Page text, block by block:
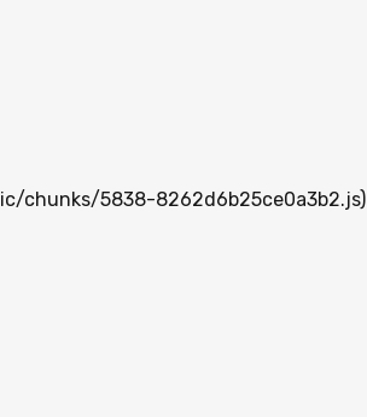
chunks/5838-8262d6b25ce0a3b2.js)